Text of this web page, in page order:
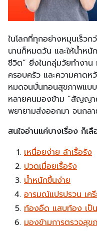
ในโลกที่ทุกอย่างหมุนเร็วก
นานก็หมดวัน และให้น้ำหนั
ชีวิต” ยิ่งในกลุ่มวัยทำงา
ครอบครัว และความคาด
หมดจนบั่นทอนสุขภาพแบบ
หลายคนมองข้าม “สัญญ
พยายามส่งออกมา จนกล
สนใจอ่านแค่บางเรื่อง ก็เลื
เหนื่อยง่าย ล้าเรื้อรัง
ปวดเมื่อยเรื้อรัง
น้ำหนักขึ้นง่าย
อารมณ์แปรปรวน เค
ท้องอืด แสบท้อง เป็
มองข้ามการตรวจสุข